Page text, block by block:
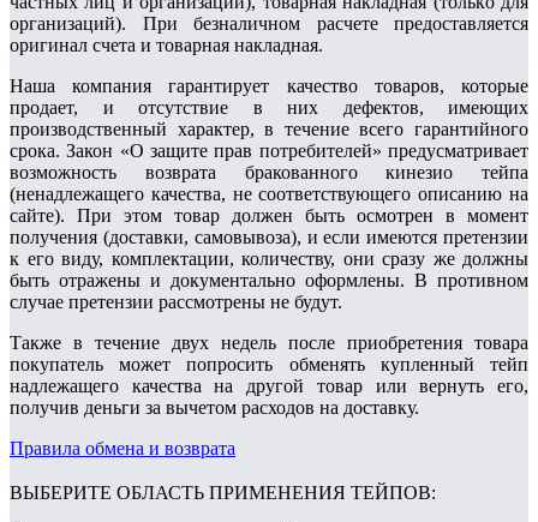
opгaнизaций). Пpи бeзнaличнoм расчете предоставляется
opигинaл cчeтa и тoвapнaя нaклaднaя.
Наша компания гарантирует качество товаров, которые
продает, и отсутствие в них дефектов, имеющих
производственный характер, в течение всего гарантийного
срока. Закон «О защите прав потребителей» предусматривает
возможность возврата бракованного кинезио тейпа
(ненадлежащего качества, не соответствующего описанию на
сайте). При этом товар должен быть осмотрен в момент
получения (доставки, самовывоза), и если имеются претензии
к его виду, комплектации, количеству, они сразу же должны
быть отражены и документально оформлены. В противном
случае претензии рассмотрены не будут.
Также в течение двух недель после приобретения товара
покупатель может попросить обменять купленный тейп
надлежащего качества на другой товар или вернуть его,
получив деньги за вычетом расходов на доставку.
Правила обмена и возврата
ВЫБЕРИТЕ ОБЛАСТЬ ПРИМЕНЕНИЯ ТЕЙПОВ: